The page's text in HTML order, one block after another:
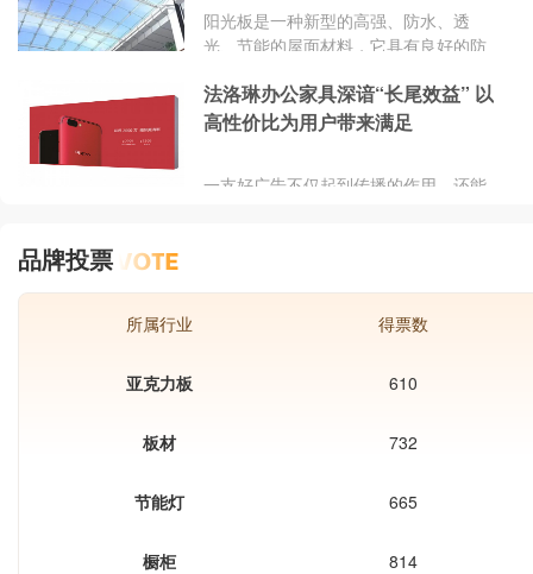
喷绘，通过喷绘机器在软膜上进行喷
绘，然后通过紫外线照射固化，整个画
阳光板是一种新型的高强、防水、透
光、节能的屋面材料，它具有良好的防
体稳定，经久耐用，有着广泛的用途，
可用于温室大棚、家具雨棚、办公室隔
法洛琳办公家具深谙“长尾效益” 以
高性价比为用户带来满足
一支好广告不仅起到传播的作用，还能
品牌投票
所属行业 得票数
亚克力板 610
板材 732
节能灯 665
橱柜 814